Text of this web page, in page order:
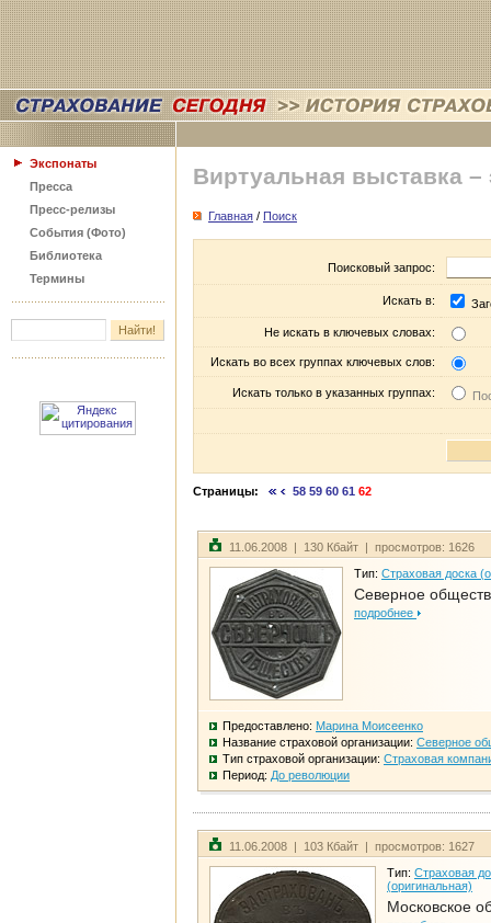
Экспонаты
Пресса
Пресс-релизы
События (Фото)
Библиотека
Термины
Виртуальная выставка –
Главная / Поиск
Поисковый запрос:
Искать в:
Не искать в ключевых словах:
Искать во всех группах ключевых слов:
Искать только в указанных группах:
Страницы: 58 59 60 61 62
11.06.2008 | 130 Кбайт | просмотров: 1626
Тип: Страховая доска
Северное
подробнее
Предоставлено: Марина Моисеенко
Название страховой организации: Северное
Тип страховой организации: Страховая
Период: До революции
11.06.2008 | 103 Кбайт | просмотров: 1627
Тип: Страховая
(оригинальная)
Московское